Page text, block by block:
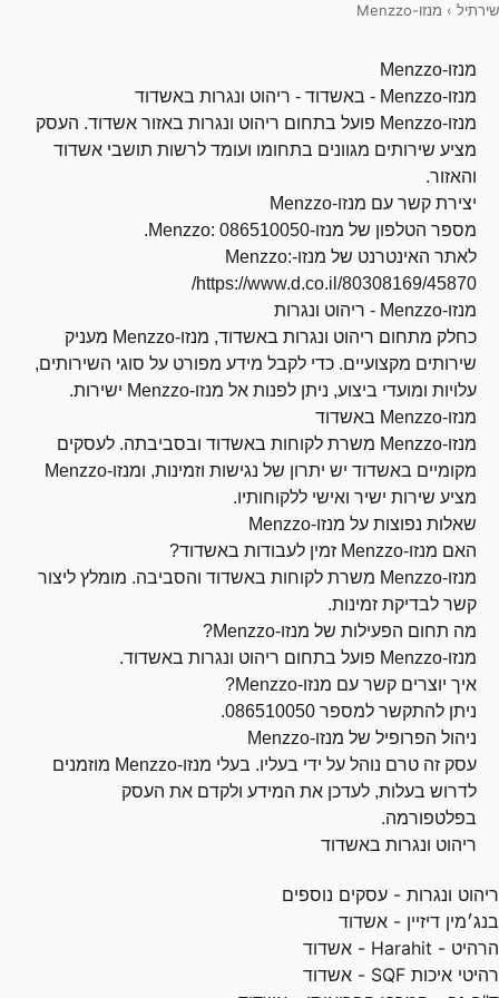
שירתיל › מנזו-Menzzo
מנזו-Menzzo
מנזו-Menzzo - באשדוד - ריהוט ונגרות באשדוד
מנזו-Menzzo פועל בתחום ריהוט ונגרות באזור אשדוד. העסק
מציע שירותים מגוונים בתחומו ועומד לרשות תושבי אשדוד
והאזור.
יצירת קשר עם מנזו-Menzzo
מספר הטלפון של מנזו-Menzzo: 086510050.
לאתר האינטרנט של מנזו-Menzzo:
https://www.d.co.il/80308169/45870/
מנזו-Menzzo - ריהוט ונגרות
כחלק מתחום ריהוט ונגרות באשדוד, מנזו-Menzzo מעניק
שירותים מקצועיים. כדי לקבל מידע מפורט על סוגי השירותים,
עלויות ומועדי ביצוע, ניתן לפנות אל מנזו-Menzzo ישירות.
מנזו-Menzzo באשדוד
מנזו-Menzzo משרת לקוחות באשדוד ובסביבתה. לעסקים
מקומיים באשדוד יש יתרון של נגישות וזמינות, ומנזו-Menzzo
מציע שירות ישיר ואישי ללקוחותיו.
שאלות נפוצות על מנזו-Menzzo
האם מנזו-Menzzo זמין לעבודות באשדוד?
מנזו-Menzzo משרת לקוחות באשדוד והסביבה. מומלץ ליצור
קשר לבדיקת זמינות.
מה תחום הפעילות של מנזו-Menzzo?
מנזו-Menzzo פועל בתחום ריהוט ונגרות באשדוד.
איך יוצרים קשר עם מנזו-Menzzo?
ניתן להתקשר למספר 086510050.
ניהול הפרופיל של מנזו-Menzzo
עסק זה טרם נוהל על ידי בעליו. בעלי מנזו-Menzzo מוזמנים
לדרוש בעלות, לעדכן את המידע ולקדם את העסק
בפלטפורמה.
ריהוט ונגרות באשדוד
ריהוט ונגרות - עסקים נוספים
בנג׳מין דיזיין - אשדוד
הרהיט - Harahit - אשדוד
רהיטי איכות SQF - אשדוד